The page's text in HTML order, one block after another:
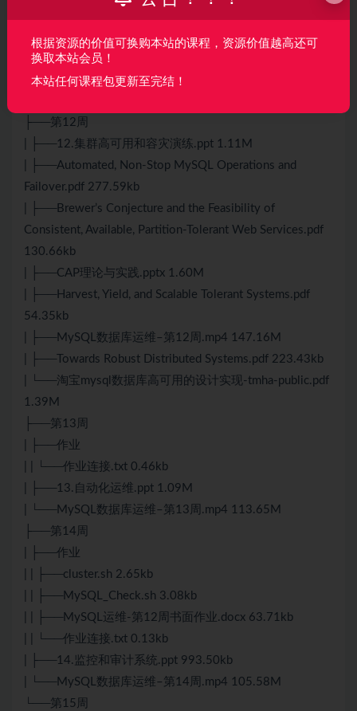
| ├──HVR White Paper v1.0.pdf 1.11M
| ├──MySQL实时数据并行复制架构与实践.pdf
1017.75kb
├──第12周
| ├──12.集群高可用和容灾演练.ppt 1.11M
| ├──Automated, Non-Stop MySQL Operations and
Failover.pdf 277.59kb
| ├──Brewer’s Conjecture and the Feasibility of
Consistent, Available, Partition-Tolerant Web Services.pdf
130.66kb
| ├──CAP理论与实践.pptx 1.60M
| ├──Harvest, Yield, and Scalable Tolerant Systems.pdf
54.35kb
| ├──MySQL数据库运维–第12周.mp4 147.16M
| ├──Towards Robust Distributed Systems.pdf 223.43kb
| └──淘宝mysql数据库高可用的设计实现-tmha-public.pdf
1.39M
├──第13周
| ├──作业
| | └──作业连接.txt 0.46kb
| ├──13.自动化运维.ppt 1.09M
| └──MySQL数据库运维–第13周.mp4 113.65M
├──第14周
| ├──作业
| | ├──cluster.sh 2.65kb
| | ├──MySQL_Check.sh 3.08kb
| | ├──MySQL运维-第12周书面作业.docx 63.71kb
| | └──作业连接.txt 0.13kb
| ├──14.监控和审计系统.ppt 993.50kb
| └──MySQL数据库运维–第14周.mp4 105.58M
└──第15周
根据资源的价值可换购本站的课程，资源价值越高还可
换取本站会员！
本站任何课程包更新至完结！